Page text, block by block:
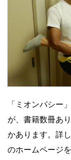
「ミオンパシー
が、書籍数冊あ
かあります。詳
のホームページ